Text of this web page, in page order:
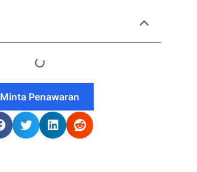
Minta Penawaran